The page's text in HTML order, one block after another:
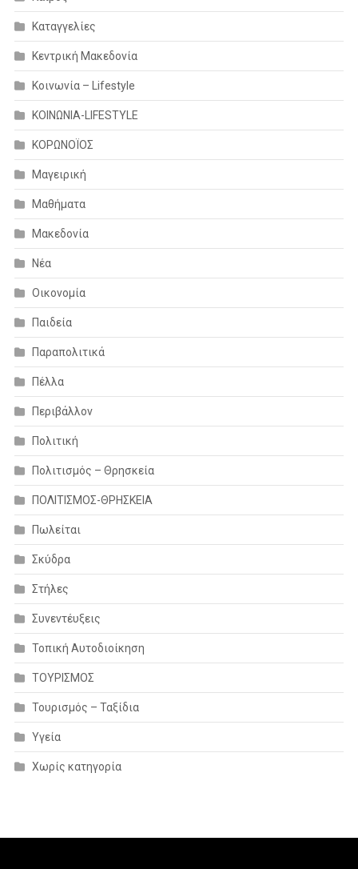
Καταγγελίες
Κεντρική Μακεδονία
Κοινωνία – Lifestyle
ΚΟΙΝΩΝΙΑ-LIFESTYLE
ΚΟΡΩΝΟΪΟΣ
Μαγειρική
Μαθήματα
Μακεδονία
Νέα
Οικονομία
Παιδεία
Παραπολιτικά
Πέλλα
Περιβάλλον
Πολιτική
Πολιτισμός – Θρησκεία
ΠΟΛΙΤΙΣΜΟΣ-ΘΡΗΣΚΕΙΑ
Πωλείται
Σκύδρα
Στήλες
Συνεντέυξεις
Τοπική Αυτοδιοίκηση
ΤΟΥΡΙΣΜΟΣ
Τουρισμός – Ταξίδια
Υγεία
Χωρίς κατηγορία